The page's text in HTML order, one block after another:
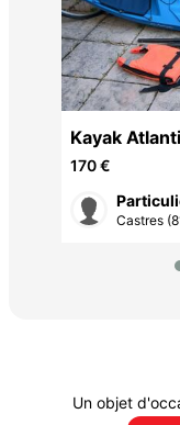
Kayak
170 €
Castres
Un objet